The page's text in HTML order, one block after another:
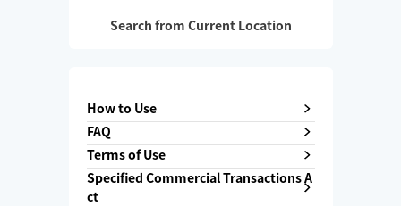
Search from Current Location
How to Use
FAQ
Terms of Use
Specified Commercial Transactions A
ct